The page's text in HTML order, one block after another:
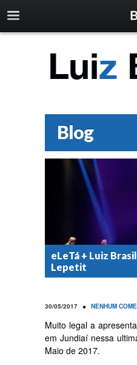
Blog
eLeTá + Luiz
Lepetit
30/05/2017 • NENHUM
Muito legal a
em Jundiaí nessa
Maio de 2017.